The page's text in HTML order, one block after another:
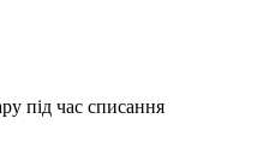
під час списання